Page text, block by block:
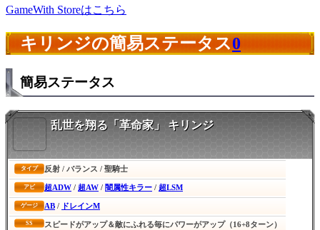
GameWith Storeはこちら
キリンジの簡易ステータス0
簡易ステータス
乱世を翔る「革命家」 キリンジ
タイプ 反射 / バランス / 聖騎士
アビ 超ADW / 超AW / 闇属性キラー / 超LSM
ゲージ AB / ドレインM
SS スピードがアップ＆敵にふれる毎にパワーがアップ（16+8ターン）